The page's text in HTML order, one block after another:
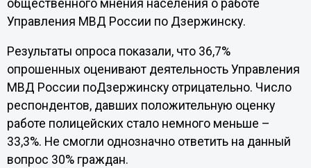
общественного мнения населения о работе
Управления МВД России по Дзержинску.
Результаты опроса показали, что 36,7%
опрошенных оценивают деятельность Управления
МВД России поДзержинску отрицательно. Число
респондентов, давших положительную оценку
работе полицейских стало немного меньше –
33,3%. Не смогли однозначно ответить на данный
вопрос 30% граждан.